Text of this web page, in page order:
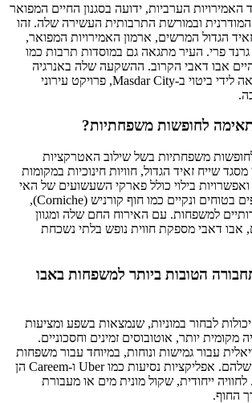
האמירויות הערביות, ידועה בסגנון החיים המפואר
ובמורשת התרבותית העשירה שלה. זהו
הגדול המרשים, ארמון האמירויות המפואר,
אבו דאבי גרנד פרי. העיר מתגאה גם במוסדות תרבות כמו
אבו דאבי הקרוב. ההשקעה שלה באנרגיה
מתחדשת ובקיימות באה לידי ביטוי ב-Masdar City, פרויקט עירוני
לחופשות משפחתיות?
משפחתיות בשל שילוב האטרקציות
שייח זאיד הגדול, חוויות חינוכיות במקומות
בילוי כולל פארקי השעשועים של האי
יאס. העיר מציעה חופים בטוחים ונקיים כמו חוף קורניש (Corniche),
למשפחות. עם האירוח החם שלה ומגוון
אבו דאבי מספקת חווית נופש בלתי נשכחת
הטובות ביותר למשפחות באבו
לבחור במוניות, שנמצאות בשפע ומציעות
מקומית יותר, אוטובוסים זמינים וחסכוניים.
עבור גמישות ונוחות, במיוחד עבור משפחות
שרוצות לחקור בקצב שלהם. אפליקציות נסיעות כמו Uber ו-Careem הן
ייחודית, שקול מונית מים או מעבורת
החוף.